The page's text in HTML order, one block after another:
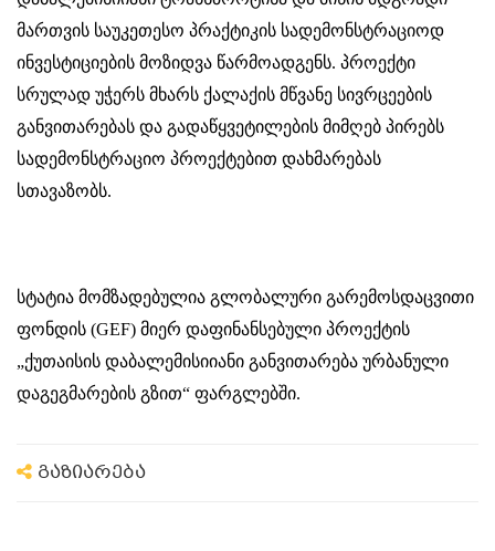
მართვის საუკეთესო პრაქტიკის სადემონსტრაციოდ
ინვესტიციების მოზიდვა წარმოადგენს. პროექტი
სრულად უჭერს მხარს ქალაქის მწვანე სივრცეების
განვითარებას და გადაწყვეტილების მიმღებ პირებს
სადემონსტრაციო პროექტებით დახმარებას
სთავაზობს.
სტატია მომზადებულია გლობალური გარემოსდაცვითი
ფონდის (GEF) მიერ დაფინანსებული პროექტის
„ქუთაისის დაბალემისიიანი განვითარება ურბანული
დაგეგმარების გზით“ ფარგლებში.
გაზიარება